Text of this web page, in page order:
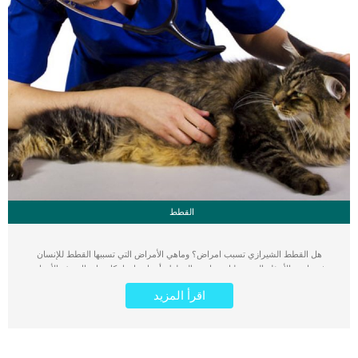
القطط
هل القطط الشيرازي تسبب امراض؟ وماهي الأمراض التي تسببها القطط للإنسان
وغيرها من الأسئلة التي تصلنا يوميا عن القطط وأمراضها و امكانية انتقال هذه الأمراض
للإنسان. لذلك نوضح لكم محاذير واحتياطات يجب اتخاذها عند تربية القطط في المنزل.
يجب أن تعلم أن الأمراض التي تنتقل من القطط للإنسان متعددة ومتنوعة. لكنها تعتمد
بشكل كبير على مدى رعايتك وعنايتك بالقطة التي تربيها في منزلك. بمعنى آخر, إذا كنت
اقرأ المزيد